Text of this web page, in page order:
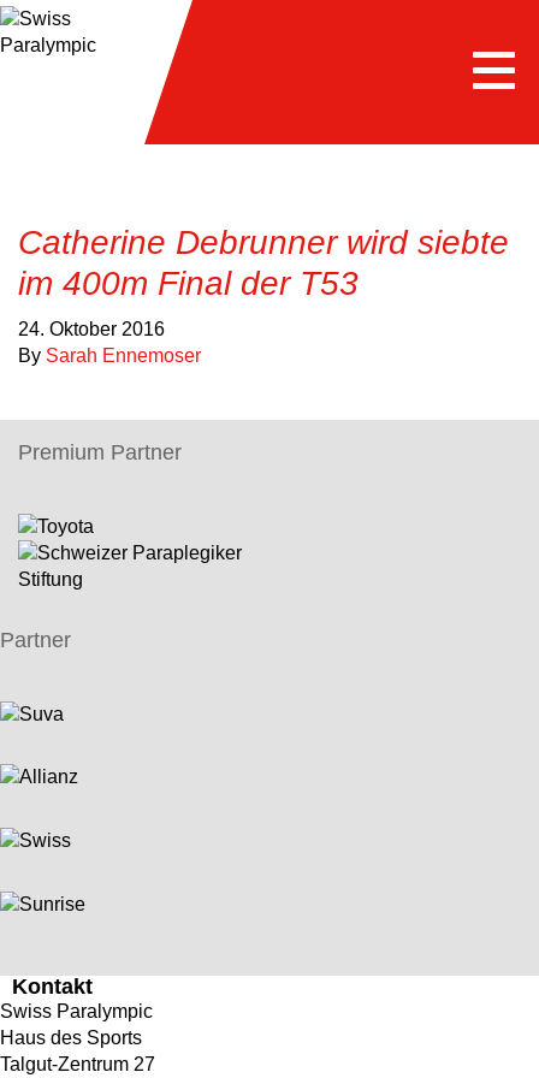
Catherine Debrunner wird siebte
im 400m Final der T53
24. Oktober 2016
By Sarah Ennemoser
Premium Partner
Partner
Kontakt
Swiss Paralympic
Haus des Sports
Talgut-Zentrum 27